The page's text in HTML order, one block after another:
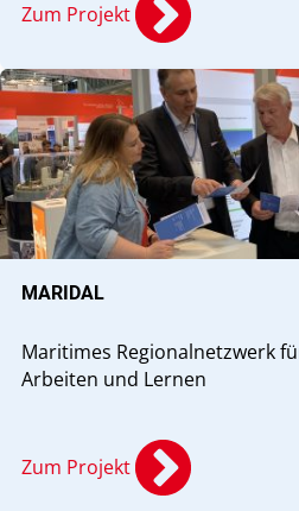
Zum Projekt
MARIDAL
Maritimes Regionalnetzwerk
Arbeiten und Lernen
Zum Projekt